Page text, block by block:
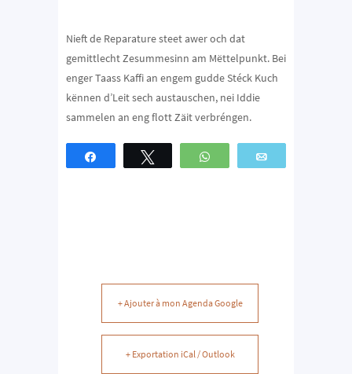
Nieft de Reparature steet awer och dat
gemittlecht Zesummesinn am Mëttelpunkt. Bei
enger Taass Kaffi an engem gudde Stéck Kuch
kënnen d’Leit sech austauschen, nei Iddie
sammelen an eng flott Zäit verbréngen.
Partagez Tweetez WhatsApp
+ Ajouter à mon Agenda Google
+ Exportation iCal / Outlook